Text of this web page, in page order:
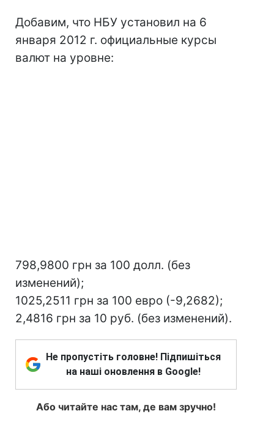
Добавим, что НБУ установил на 6
января 2012 г. официальные курсы
валют на уровне:
798,9800 грн за 100 долл. (без
изменений);
1025,2511 грн за 100 евро (-9,2682);
2,4816 грн за 10 руб. (без изменений).
Не пропустіть головне! Підпишіться
на наші оновлення в Google!
Або читайте нас там, де вам зручно!